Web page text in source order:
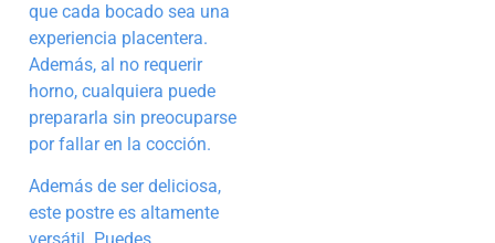
que cada bocado sea una
experiencia placentera.
Además, al no requerir
horno, cualquiera puede
prepararla sin preocuparse
por fallar en la cocción.
Además de ser deliciosa,
este postre es altamente